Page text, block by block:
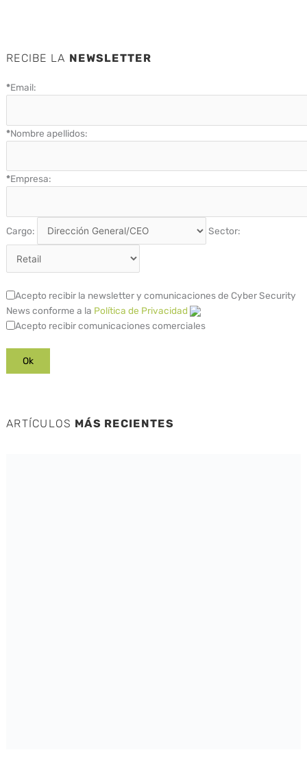
RECIBE LA NEWSLETTER
*Email:
*Nombre apellidos:
*Empresa:
Cargo: Sector:
Acepto recibir la newsletter y comunicaciones de Cyber Security
News conforme a la Política de Privacidad
Acepto recibir comunicaciones comerciales
ARTÍCULOS MÁS RECIENTES